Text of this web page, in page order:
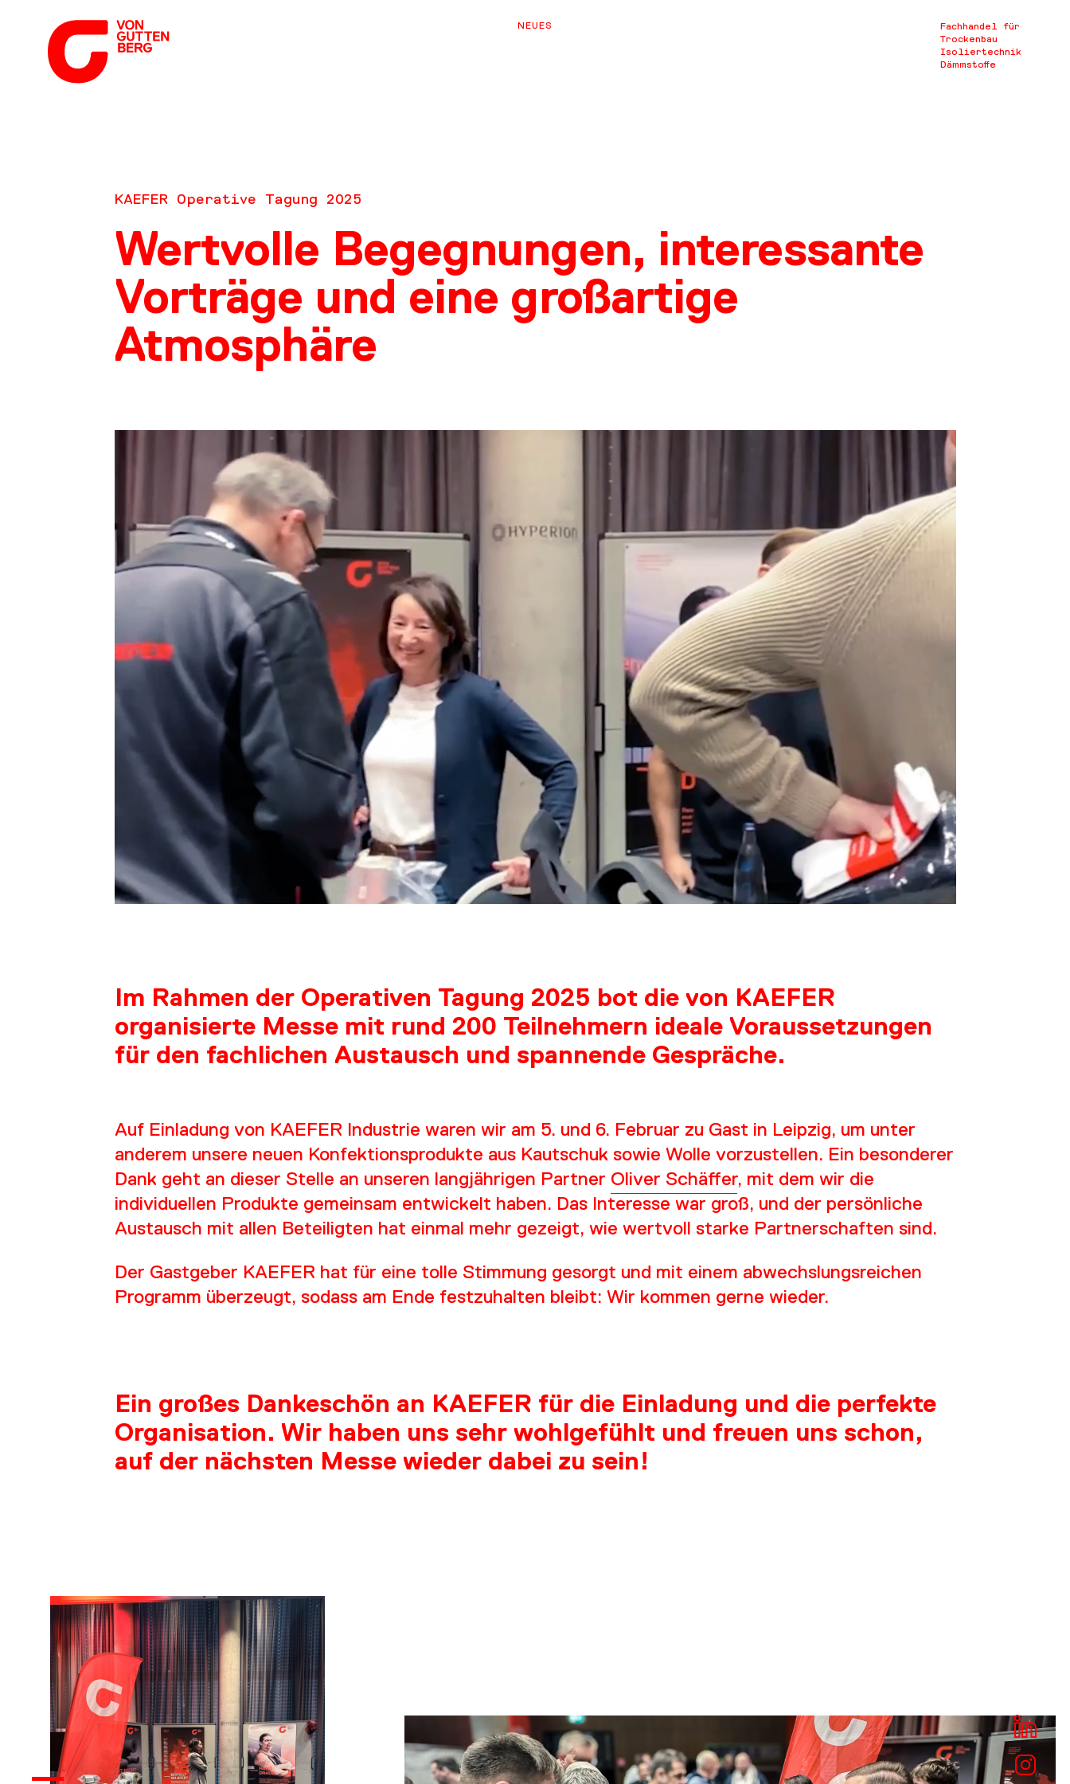
NEUES
Fachhandel für
Trockenbau
Isoliertechnik
Dämmstoffe
ABOUT US
SERVICES
CONSULTING
KAEFER Operative Tagung 2025
Wertvolle Begegnungen, interessante
Vorträge und eine großartige
Atmosphäre
Im Rahmen der Operativen Tagung 2025 bot die von KAEFER
organisierte Messe mit rund 200 Teilnehmern ideale Voraussetzungen
für den fachlichen Austausch und spannende Gespräche.
Auf Einladung von KAEFER Industrie waren wir am 5. und 6. Februar zu Gast in Leipzig, um unter
anderem unsere neuen Konfektionsprodukte aus Kautschuk sowie Wolle vorzustellen. Ein besonderer
Dank geht an dieser Stelle an unseren langjährigen Partner Oliver Schäffer, mit dem wir die
individuellen Produkte gemeinsam entwickelt haben. Das Interesse war groß, und der persönliche
Austausch mit allen Beteiligten hat einmal mehr gezeigt, wie wertvoll starke Partnerschaften sind.
Der Gastgeber KAEFER hat für eine tolle Stimmung gesorgt und mit einem abwechslungsreichen
Programm überzeugt, sodass am Ende festzuhalten bleibt: Wir kommen gerne wieder.
Ein großes Dankeschön an KAEFER für die Einladung und die perfekte
Organisation. Wir haben uns sehr wohlgefühlt und freuen uns schon,
auf der nächsten Messe wieder dabei zu sein!